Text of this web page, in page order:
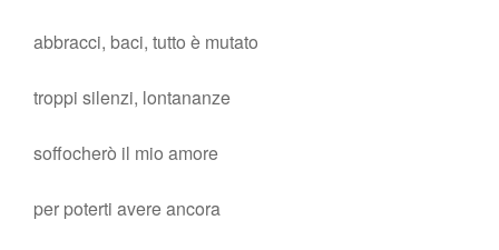
abbracci, baci, tutto è mutato
troppi silenzi, lontananze
soffocherò il mio amore
per poterti avere ancora